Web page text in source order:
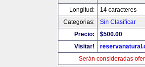
Longitud:
14 caracteres
Categorias:
Sin Clasificar
Precio:
$500.00
Visitar!
Serán consideradas